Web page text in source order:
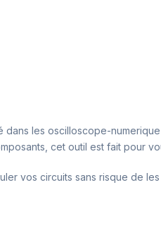
les oscilloscope-
cet outil est fait pour
vos circuits sans risque de les